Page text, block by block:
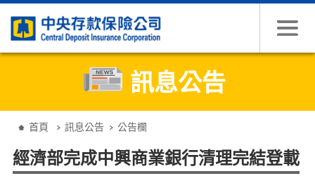
訊息公告
首頁 訊息公告 公告欄
經濟部完成中興商業銀行清理完結登載